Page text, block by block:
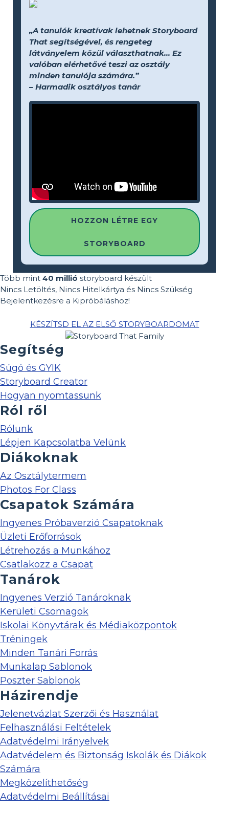
„A tanulók kreatívak lehetnek Storyboard
That segítségével, és rengeteg
látványelem közül választhatnak... Ez
valóban elérhetővé teszi az osztály
minden tanulója számára.”
– Harmadik osztályos tanár
HOZZON LÉTRE EGY
STORYBOARD
Több mint 40 millió storyboard készült
Nincs Letöltés, Nincs Hitelkártya és Nincs Szükség
Bejelentkezésre a Kipróbáláshoz!
KÉSZÍTSD EL AZ ELSŐ STORYBOARDOMAT
Segítség
Súgó és GYIK
Storyboard Creator
Hogyan nyomtassunk
Ról ről
Rólunk
Lépjen Kapcsolatba Velünk
Diákoknak
Az Osztálytermem
Photos For Class
Csapatok Számára
Ingyenes Próbaverzió Csapatoknak
Üzleti Erőforrások
Létrehozás a Munkához
Csatlakozz a Csapat
Tanárok
Ingyenes Verzió Tanároknak
Kerületi Csomagok
Iskolai Könyvtárak és Médiaközpontok
Tréningek
Minden Tanári Forrás
Munkalap Sablonok
Poszter Sablonok
Házirendje
Jelenetvázlat Szerzői és Használat
Felhasználási Feltételek
Adatvédelmi Irányelvek
Adatvédelem és Biztonság Iskolák és Diákok
Számára
Megközelíthetőség
Adatvédelmi Beállításai